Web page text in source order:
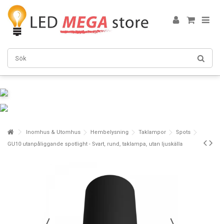
Inomhus & Utomhus Hembelysning Taklampor
Spots
GU10 utanpåliggande spotlight - Svart, rund, taklampa, utan ljuskälla